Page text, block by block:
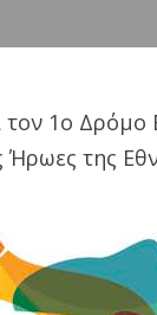
1ο Δρόμο
της